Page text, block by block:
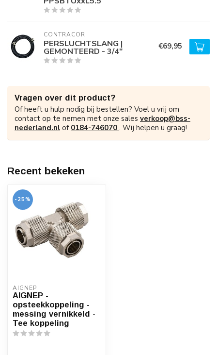
CONTRACOR
PERSLUCHTSLANG |
GEMONTEERD - 3/4" €69,95
Vragen over dit product?
Of heeft u hulp nodig bij bestellen? Voel u vrij om
contact op te nemen met onze sales verkoop@bss-
nederland.nl of 0184-746070 . Wij helpen u graag!
Recent bekeken
-25%
AIGNEP
AIGNEP -
opsteekkoppeling -
messing vernikkeld -
Tee koppeling